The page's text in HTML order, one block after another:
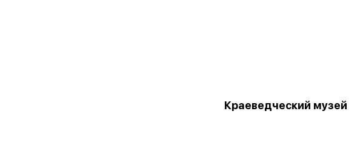
Краеведческий музей